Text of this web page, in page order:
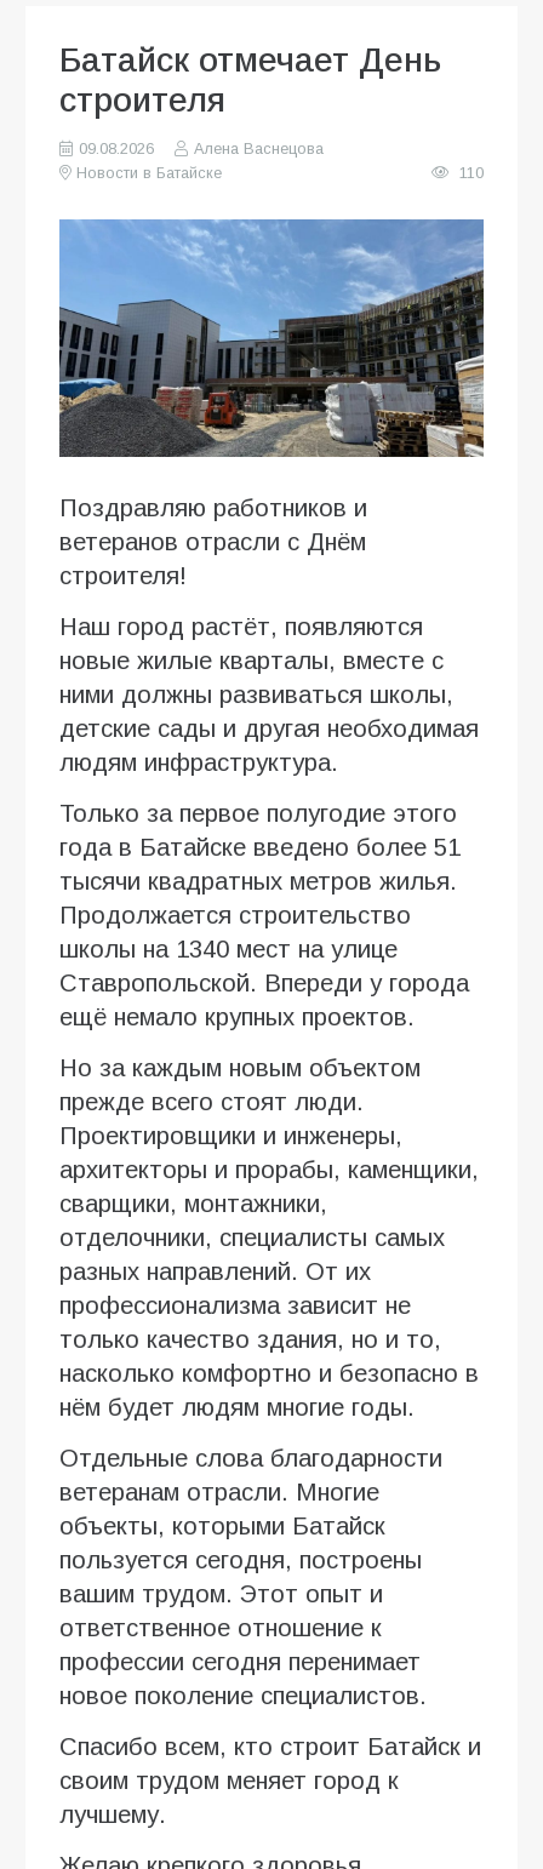
Батайск отмечает День
строителя
09.08.2026
Алена Васнецова
Новости в Батайске
110
Поздравляю работников и
ветеранов отрасли с Днём
строителя!
Наш город растёт, появляются
новые жилые кварталы, вместе с
ними должны развиваться школы,
детские сады и другая необходимая
людям инфраструктура.
Только за первое полугодие этого
года в Батайске введено более 51
тысячи квадратных метров жилья.
Продолжается строительство
школы на 1340 мест на улице
Ставропольской. Впереди у города
ещё немало крупных проектов.
Но за каждым новым объектом
прежде всего стоят люди.
Проектировщики и инженеры,
архитекторы и прорабы, каменщики,
сварщики, монтажники,
отделочники, специалисты самых
разных направлений. От их
профессионализма зависит не
только качество здания, но и то,
насколько комфортно и безопасно в
нём будет людям многие годы.
Отдельные слова благодарности
ветеранам отрасли. Многие
объекты, которыми Батайск
пользуется сегодня, построены
вашим трудом. Этот опыт и
ответственное отношение к
профессии сегодня перенимает
новое поколение специалистов.
Спасибо всем, кто строит Батайск и
своим трудом меняет город к
лучшему.